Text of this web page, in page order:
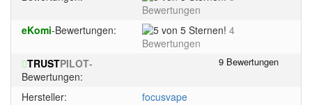
Sternen!
Bewertungen
eKomi-Bewertungen:
5
5
Sternen!
4
Bewertungen
TRUSTPILOT-
Bewertungen:
Hersteller:
focusvape